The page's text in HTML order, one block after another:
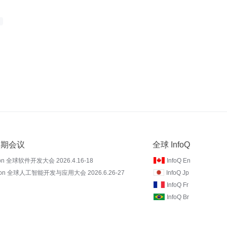
会议
全球软件开发大会 2026.4.16-18
全球人工智能开发与应用大会 2026.6.26-27
全球 InfoQ
InfoQ En
InfoQ Jp
InfoQ Fr
InfoQ Br